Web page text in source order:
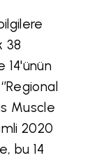
38
14'ünün
Muscle
2020
bu 14